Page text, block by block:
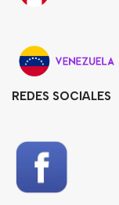
REDES SOCIALES